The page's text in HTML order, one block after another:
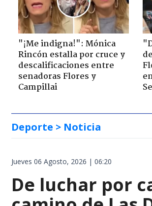
"¡Me indigna!": Mónica
Rincón estalla por cruce y
descalificaciones entre
senadoras Flores y
Campillai
Deporte > Noticia
Jueves 06 Agosto, 2026 | 06:20
De luchar por